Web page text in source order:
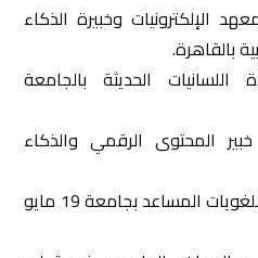
الإلكترونيات وخبيرة الذكاء
بالقاهرة.
اللسانيات الحديثة بالجامعة
المحتوى الرقمي والذكاء
د. خطاب أحمد خطاب: أستاذ اللغويات المساعد بجامعة 19 مايو